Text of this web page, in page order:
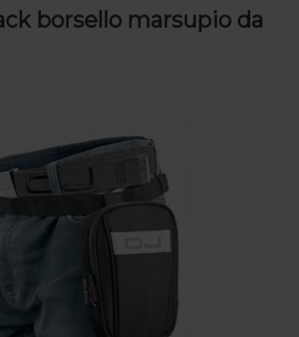
borsello marsupio da